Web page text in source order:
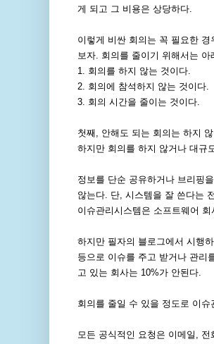
게 되고 그 비용은 상당하다.
이렇게 비싼 회의는 꼭 필요한
보자. 회의를 줄이기 위해서는
1. 회의를 하지 않는 것이다.
2. 회의에 참석하지 않는 것이다.
3. 회의 시간을 줄이는 것이다.
첫째, 안해도 되는 회의는 하지
하지만 회의를 하지 않거나 대규
정보를 단순 공유하거나 브리핑
않는다. 단, 시스템을 잘 쓴다는
이슈관리시스템은 소프트웨어
하지만 필자의 블로그에서 시행
등으로 이슈를 주고 받거나 관리
고 있는 회사는 10%가 안된다.
회의를 줄일 수 있을 정도로 이
모든 공식적인 요청은 이메일,